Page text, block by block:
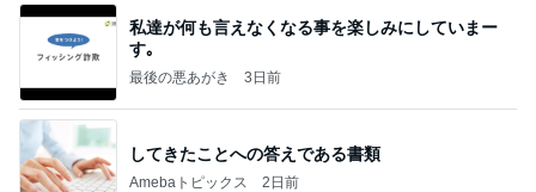
私達が何も言えなくなる事を楽しみにしていまー
す｡
最後の悪あがき 3日前
してきたことへの答えである書類
Amebaトピックス 2日前